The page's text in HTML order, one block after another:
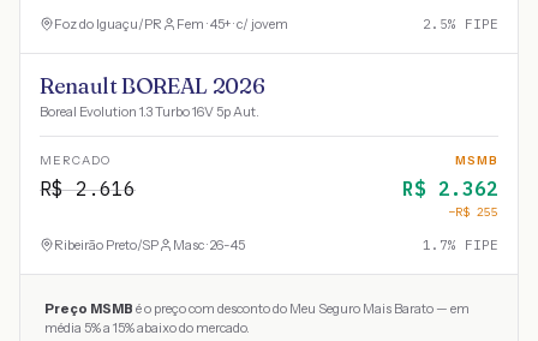
Foz do Iguaçu/PR Fem · 45+ · c/ jovem 2.5% FIPE
Renault BOREAL 2026
Boreal Evolution 1.3 Turbo 16V 5p Aut.
MERCADO
R$2.616
MSMB
R$ 2.362
−R$ 255
Ribeirão Preto/SP Masc · 26-45 1.7% FIPE
Preço MSMB é o preço com desconto do Meu Seguro Mais Barato — em
média 5% a 15% abaixo do mercado.